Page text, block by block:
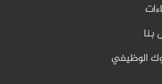
بنا
الوظيفي